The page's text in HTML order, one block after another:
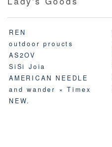
REN
outdoor proucts
AS2OV
SiSi Joia
AMERICAN NEEDLE
and wander × Timex
NEW.